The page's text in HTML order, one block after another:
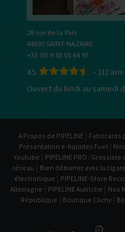
28 rue de la Paix
44600 SAINT-NAZAIRE
+33 (0) 9 83 01 64 97
4.5 - 112
Ouvert du lundi au samedi
A Propos de PIPELINE | Fabricants
Présentation e-liquides Fuel |
Youtube | PIPELINE PRO :
réseau | Bien démarrer avec la
électronique | PIPELINE-Store
Allemagne | PIPELINE Autriche | Nos
République | Boutique Clichy |